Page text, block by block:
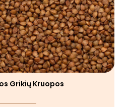
Grikių Kruopos